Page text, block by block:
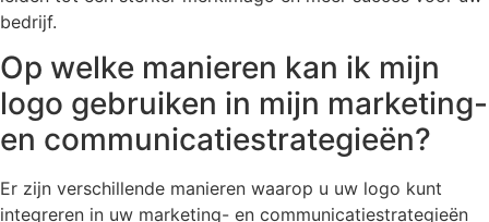
bedrijf.
Op welke manieren kan ik mijn
logo gebruiken in mijn marketing-
en communicatiestrategieën?
Er zijn verschillende manieren waarop u uw logo kunt
integreren in uw marketing- en communicatiestrategieën